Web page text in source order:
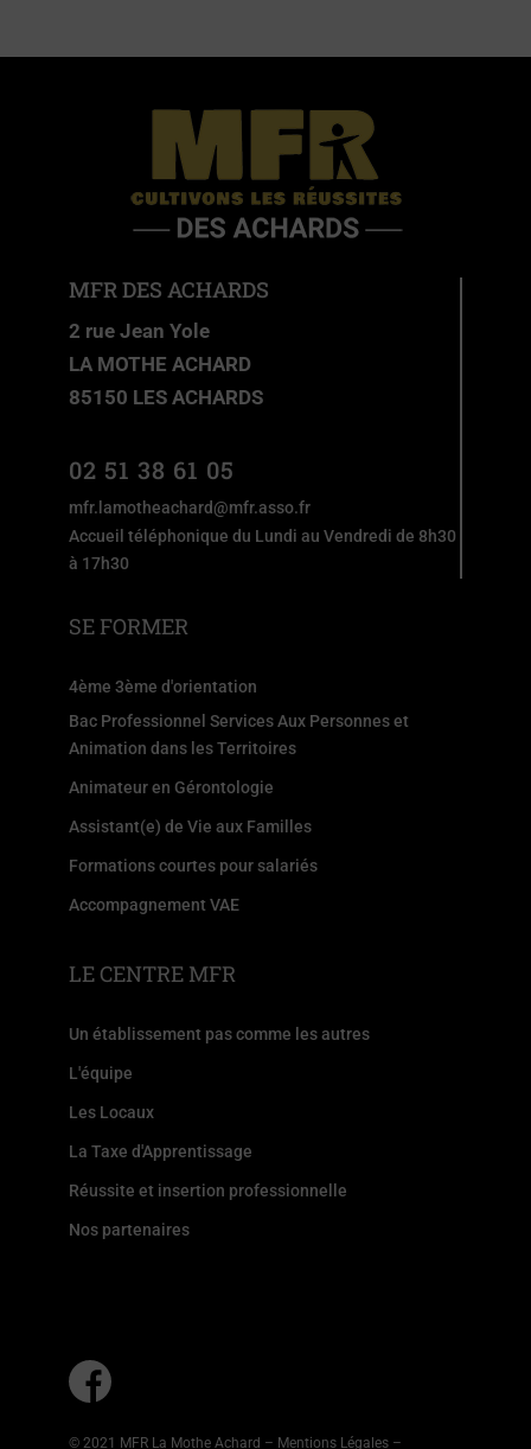
MFR DES ACHARDS
2 rue Jean Yole
LA MOTHE ACHARD
85150 LES ACHARDS
02 51 38 61 05
mfr.lamotheachard@mfr.asso.fr
Accueil téléphonique du Lundi au Vendredi de 8h30
à 17h30
SE FORMER
4ème 3ème d'orientation
Bac Professionnel Services Aux Personnes et
Animation dans les Territoires
Animateur en Gérontologie
Assistant(e) de Vie aux Familles
Formations courtes pour salariés
Accompagnement VAE
LE CENTRE MFR
Un établissement pas comme les autres
L'équipe
Les Locaux
La Taxe d'Apprentissage
Réussite et insertion professionnelle
Nos partenaires
© 2021 MFR La Mothe Achard – Mentions Légales –